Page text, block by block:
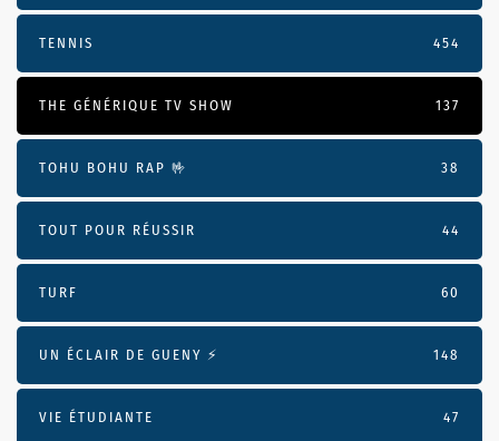
TENNIS 454
THE GÉNÉRIQUE TV SHOW 137
TOHU BOHU RAP 🤟 38
TOUT POUR RÉUSSIR 44
TURF 60
UN ÉCLAIR DE GUENY ⚡️ 148
VIE ÉTUDIANTE 47